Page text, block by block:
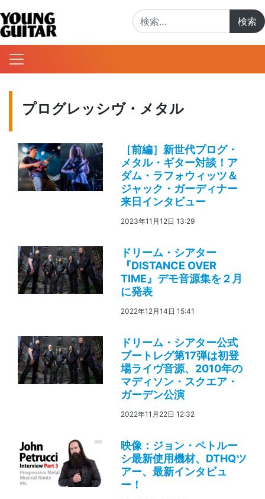
プログレッシヴ・メタル
［前編］新世代プログ・
メタル・ギター対談！ア
ダム・ラフォウィッツ＆
ジャック・ガーディナー
来日インタビュー
2023年11月12日 13:29
ドリーム・シアター
『DISTANCE OVER
TIME』デモ音源集を２月
に発表
2022年12月14日 15:41
ドリーム・シアター公式
ブートレグ第17弾は初登
場ライヴ音源、2010年の
マディソン・スクエア・
ガーデン公演
2022年11月22日 12:32
映像：ジョン・ペトルー
シ最新使用機材、DTHQツ
アー、最新インタビュ
ー！